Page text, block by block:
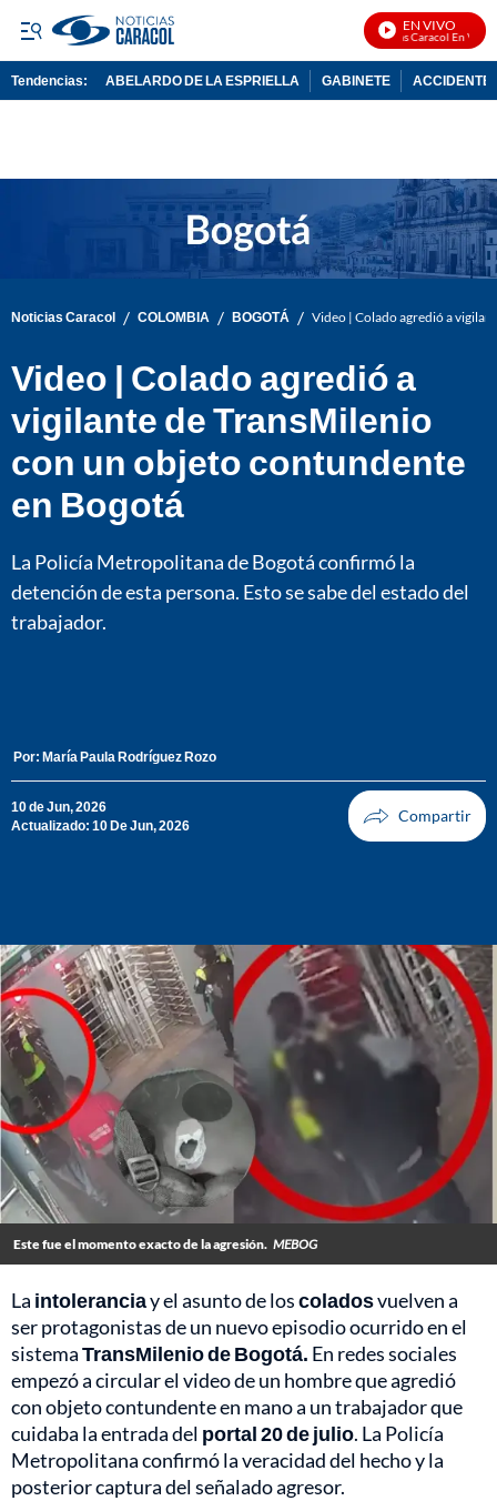
EN VIVO
Noticias Caracol En Vivo
Tendencias: ABELARDO DE LA ESPRIELLA GABINETE ACCIDENTE
Noticias Caracol / COLOMBIA / BOGOTÁ / Video | Colado agredió a
Video | Colado agredió a
vigilante de TransMilenio
con un objeto contundente
en Bogotá
La Policía Metropolitana de Bogotá confirmó la
detención de esta persona. Esto se sabe del estado del
trabajador.
Por: María Paula Rodríguez Rozo
10 de Jun, 2026
Actualizado: 10 De Jun, 2026
Este fue el momento exacto de la agresión. MEBOG
La intoleranciay el asunto de loscoladosvuelven a
ser protagonistas de un nuevo episodio ocurrido en el
sistemaTransMilenio de Bogotá. En redes sociales
empezó a circular el video de un hombre que agredió
con objeto contundente en mano a un trabajador que
cuidaba la entrada del portal 20 de julio. La Policía
Metropolitana confirmó la veracidad del hecho y la
posterior captura del señalado agresor.